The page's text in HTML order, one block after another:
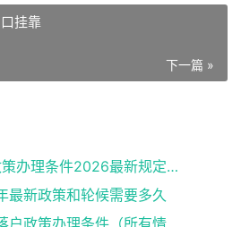
挂靠
下一篇 »
北京夫妻投靠落户政策办理条件2026最新规定消息
最新政策和轮候需要多久